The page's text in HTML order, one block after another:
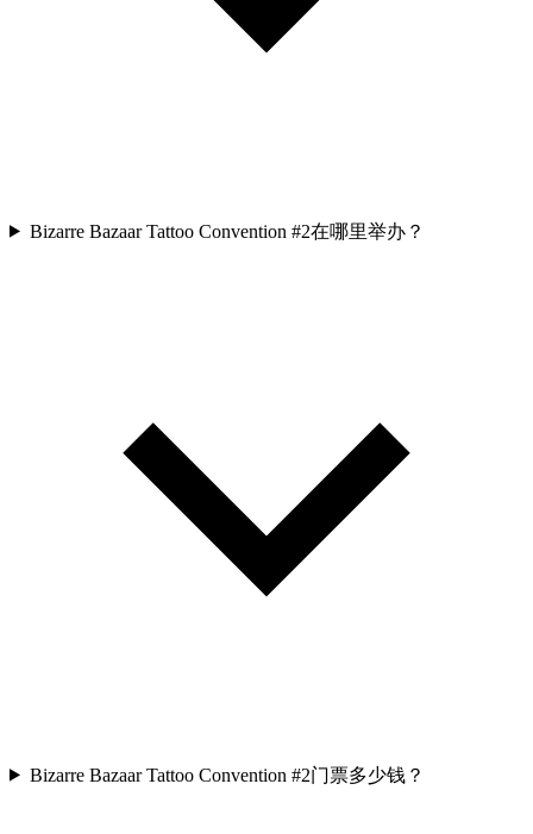
Bizarre Bazaar Tattoo Convention #2在哪里举办？
Bizarre Bazaar Tattoo Convention #2门票多少钱？